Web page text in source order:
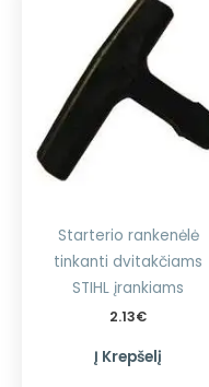
Starterio rankenėlė
tinkanti dvitakčiams
STIHL įrankiams
2.13€
Į Krepšelį